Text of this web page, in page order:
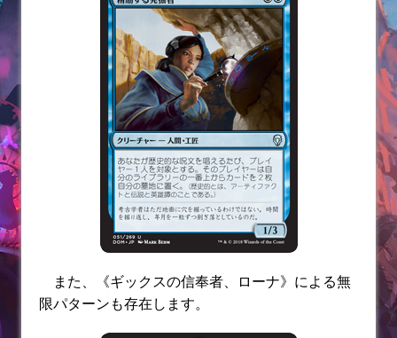
また、《ギックスの信奉者、ローナ》による無
限パターンも存在します。